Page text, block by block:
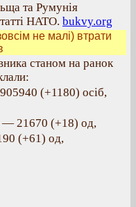
та Румунія
НАТО. bukvy.org
не малі) втрати
станом на ранок
(+1180) осіб,
— 21670 (+18) од,
(+61) од,